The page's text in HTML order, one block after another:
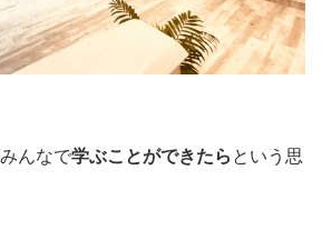
んなで学ぶことができたら という思